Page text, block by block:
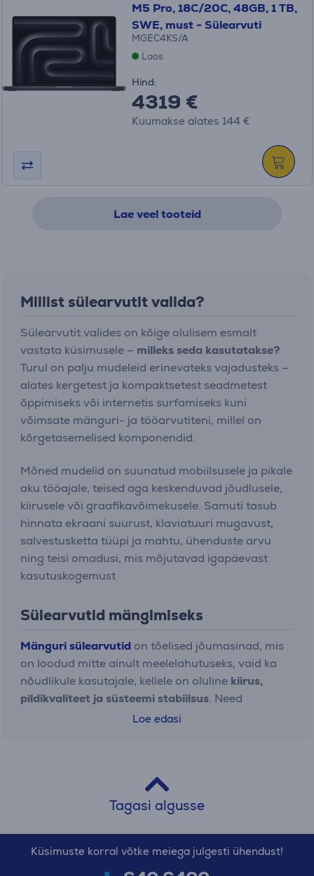
M5 Pro, 18C/20C, 48GB, 1 TB,
SWE, must - Sülearvuti
MGEC4KS/A
Laos
Hind:
4319 €
Kuumakse alates 144 €
Lae veel tooteid
Millist sülearvutit valida?
Sülearvutit valides on kõige olulisem esmalt
vastata küsimusele – milleks seda kasutatakse?
Turul on palju mudeleid erinevateks vajadusteks –
alates kergetest ja kompaktsetest seadmetest
õppimiseks või internetis surfamiseks kuni
võimsate mänguri- ja tööarvutiteni, millel on
kõrgetasemelised komponendid.
Mõned mudelid on suunatud mobiilsusele ja pikale
aku tööajale, teised aga keskenduvad jõudlusele,
kiirusele või graafikavõimekusele. Samuti tasub
hinnata ekraani suurust, klaviatuuri mugavust,
salvestusketta tüüpi ja mahtu, ühenduste arvu
ning teisi omadusi, mis mõjutavad igapäevast
kasutuskogemust
Sülearvutid mängimiseks
Mänguri sülearvutidon tõelised jõumasinad, mis
on loodud mitte ainult meelelahutuseks, vaid ka
nõudlikule kasutajale, kellele on oluline kiirus,
pildikvaliteet ja süsteemi stabiilsus. Need
seadmed on tavaliselt varustatud
väga kiirete SSD-ketaste ja efektiivsete
jahutussüsteemidega, mis aitavad hoida
mängimise ajal.
Kaasaegsed mängurite sülearvutid pakuvad sageli
Loe edasi
Tagasi algusse
Küsimuste korral võtke meiega julgesti ühendust!